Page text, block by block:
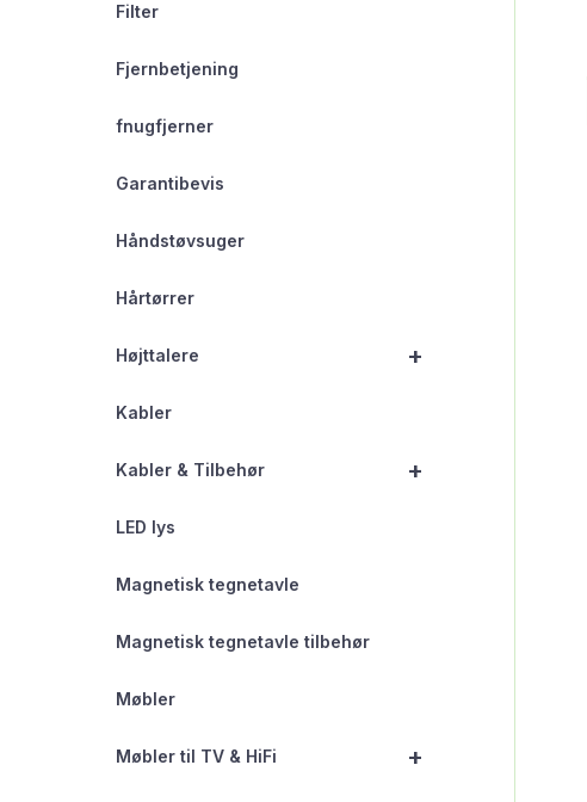
Filter
Fjernbetjening
fnugfjerner
Garantibevis
Håndstøvsuger
Hårtørrer
+
Højttalere
Kabler
+
Kabler & Tilbehør
LED lys
Magnetisk tegnetavle
Magnetisk tegnetavle tilbehør
Møbler
+
Møbler til TV & HiFi